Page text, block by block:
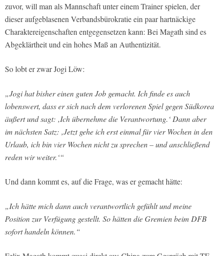
zuvor, will man als Mannschaft unter einem Trainer spielen, der
dieser aufgeblasenen Verbandsbürokratie ein paar hartnäckige
Charaktereigenschaften entgegensetzen kann: Bei Magath sind es
Abgeklärtheit und ein hohes Maß an Authentizität.
So lobt er zwar Jogi Löw:
„Jogi hat bisher einen guten Job gemacht. Ich finde es auch
lobenswert, dass er sich nach dem verlorenen Spiel gegen Südkorea
äußert und sagt: ‚Ich übernehme die Verantwortung.‘ Dann aber
im nächsten Satz: ‚Jetzt gehe ich erst einmal für vier Wochen in den
Urlaub, ich bin vier Wochen nicht zu sprechen – und anschließend
reden wir weiter.‘“
Und dann kommt es, auf die Frage, was er gemacht hätte:
„Ich hätte mich dann auch verantwortlich gefühlt und meine
Position zur Verfügung gestellt. So hätten die Gremien beim DFB
sofort handeln können.“